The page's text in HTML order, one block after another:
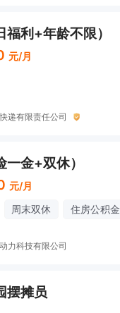
利+年龄不限）
元/月
递有限责任公司
金+双休）
元/月
周末双休 住房公积金
力科技有限公司
摆摊员